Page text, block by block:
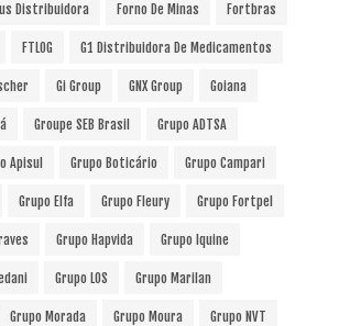
Distribuidora Forno De Minas Fortbras
FTLOG G1 Distribuidora De Medicamentos
Gi Group GNX Group Goiana
Groupe SEB Brasil Grupo ADTSA
Apisul Grupo Boticário Grupo Campari
Grupo Elfa Grupo Fleury Grupo Fortpel
Grupo Hapvida Grupo Iquine
Grupo LOS Grupo Marilan
Grupo Morada Grupo Moura Grupo NVT